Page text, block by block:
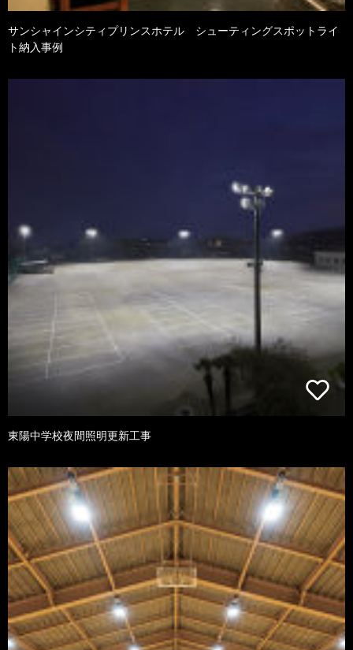
サンシャインシティプリンスホテル シューティングスポットライ
ト納入事例
東陽中学校夜間照明更新工事